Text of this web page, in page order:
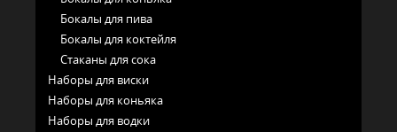
Бокалы для пива
Бокалы для коктейля
Стаканы для сока
Наборы для виски
Наборы для коньяка
Наборы для водки